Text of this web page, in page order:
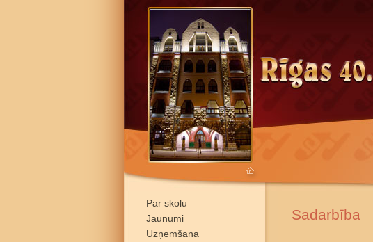
Par skolu
Jaunumi
Uzņemšana
Sadarbība